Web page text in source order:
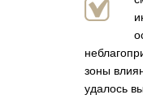
зоны
удалось